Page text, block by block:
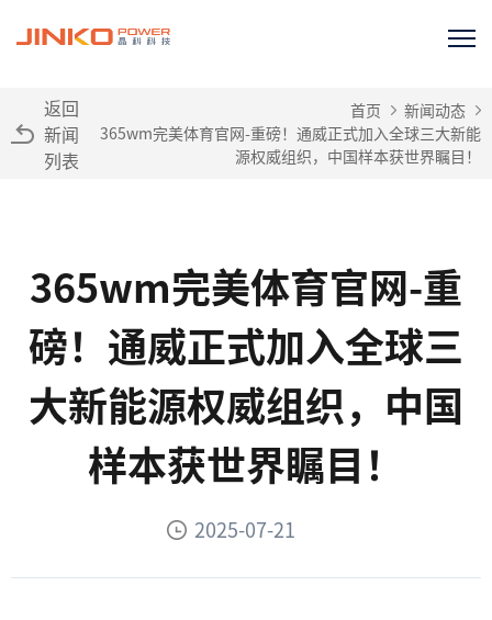
返回
新闻
列表
首页
新闻动态
365wm完美体育官网-重磅！通威正式加入全球三大新能
源权威组织，中国样本获世界瞩目！
365wm完美体育官网-重
磅！通威正式加入全球三
大新能源权威组织，中国
样本获世界瞩目！
2025-07-21